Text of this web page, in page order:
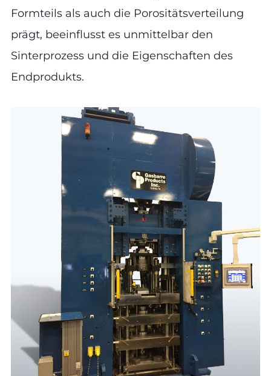
Formteils als auch die Porositätsverteilung
prägt, beeinflusst es unmittelbar den
Sinterprozess und die Eigenschaften des
Endprodukts.